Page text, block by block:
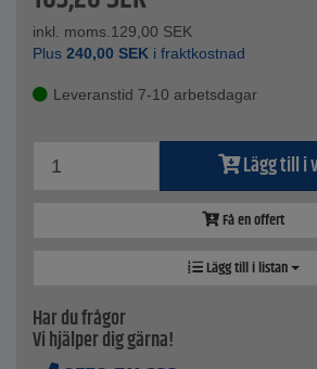
inkl. moms.129,00 SEK
Plus 240,00 SEK i fraktkostnad
Leveranstid 7-10 arbetsdagar
Lägg till i
Få en offert
Lägg till i listan
Har du frågor
Vi hjälper dig gärna!